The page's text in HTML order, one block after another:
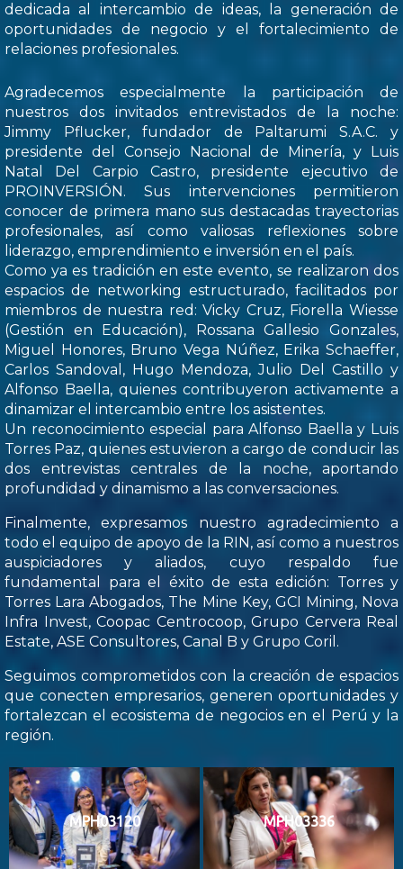
dedicada al intercambio de ideas, la generación de
oportunidades de negocio y el fortalecimiento de
relaciones profesionales.
Agradecemos especialmente la participación de
nuestros dos invitados entrevistados de la noche:
Jimmy Pflucker, fundador de Paltarumi S.A.C. y
presidente del Consejo Nacional de Minería, y Luis
Natal Del Carpio Castro, presidente ejecutivo de
PROINVERSIÓN. Sus intervenciones permitieron
conocer de primera mano sus destacadas trayectorias
profesionales, así como valiosas reflexiones sobre
liderazgo, emprendimiento e inversión en el país.
Como ya es tradición en este evento, se realizaron dos
espacios de networking estructurado, facilitados por
miembros de nuestra red: Vicky Cruz, Fiorella Wiesse
(Gestión en Educación), Rossana Gallesio Gonzales,
Miguel Honores, Bruno Vega Núñez, Erika Schaeffer,
Carlos Sandoval, Hugo Mendoza, Julio Del Castillo y
Alfonso Baella, quienes contribuyeron activamente a
dinamizar el intercambio entre los asistentes.
Un reconocimiento especial para Alfonso Baella y Luis
Torres Paz, quienes estuvieron a cargo de conducir las
dos entrevistas centrales de la noche, aportando
profundidad y dinamismo a las conversaciones.
Finalmente, expresamos nuestro agradecimiento a
todo el equipo de apoyo de la RIN, así como a nuestros
auspiciadores y aliados, cuyo respaldo fue
fundamental para el éxito de esta edición: Torres y
Torres Lara Abogados, The Mine Key, GCI Mining, Nova
Infra Invest, Coopac Centrocoop, Grupo Cervera Real
Estate, ASE Consultores, Canal B y Grupo Coril.
Seguimos comprometidos con la creación de espacios
que conecten empresarios, generen oportunidades y
fortalezcan el ecosistema de negocios en el Perú y la
región.
MPH03120 MPH03336